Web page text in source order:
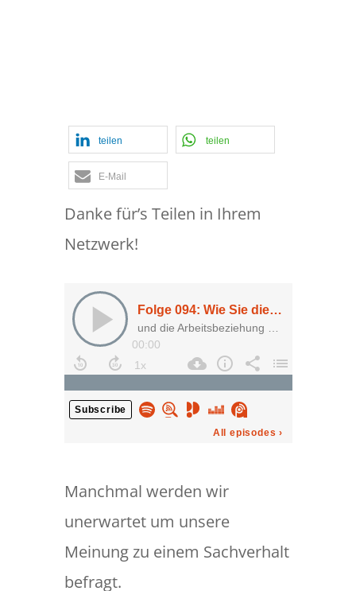
teilen teilen
E-Mail
Danke für’s Teilen in Ihrem
Netzwerk!
Manchmal werden wir
unerwartet um unsere
Meinung zu einem Sachverhalt
befragt.